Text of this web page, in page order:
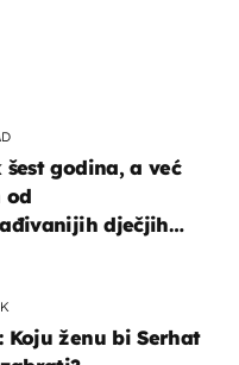
godina, a već
od
dječjih
Koju ženu bi Serhat